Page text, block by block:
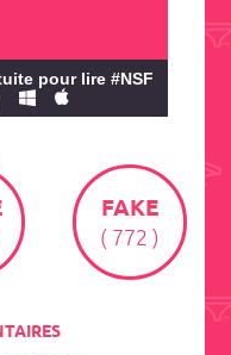
pour lire #NSF
FAKE
( 772 )